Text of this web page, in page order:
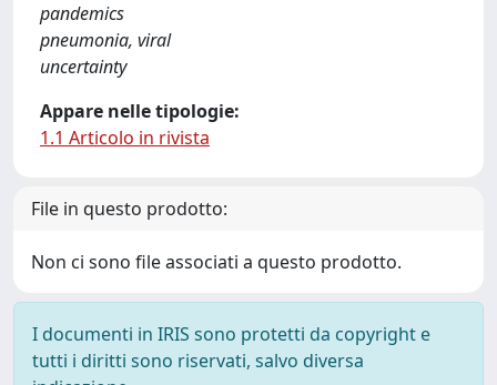
pandemics
pneumonia, viral
uncertainty
Appare nelle tipologie:
1.1 Articolo in rivista
File in questo prodotto:
Non ci sono file associati a questo prodotto.
I documenti in IRIS sono protetti da copyright e
tutti i diritti sono riservati, salvo diversa